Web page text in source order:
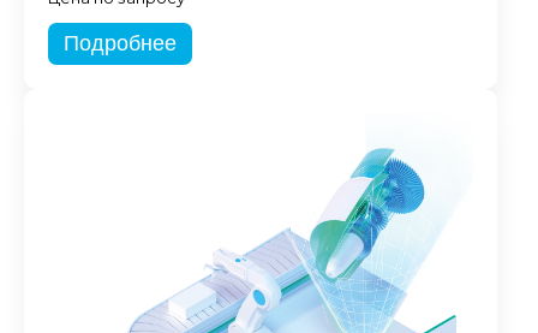
Подробнее